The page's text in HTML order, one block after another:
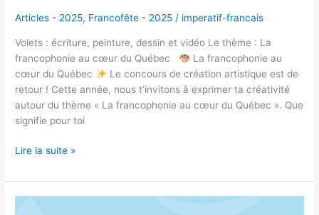
Articles - 2025, Francofête - 2025 / imperatif-francais
Volets : écriture, peinture, dessin et vidéo Le thème : La
francophonie au cœur du Québec
La francophonie au
cœur du Québec
Le concours de création artistique est de
retour ! Cette année, nous t’invitons à exprimer ta créativité
autour du thème « La francophonie au cœur du Québec ». Que
signifie pour toi
Lire la suite »